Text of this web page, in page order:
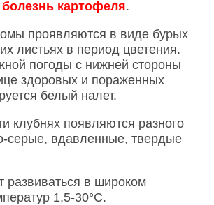
картофеля.
проявляются в виде бурых
листьях в период цветения.
погоды с нижней стороны
здоровых и пораженных
белый налет.
клубнях появляются разного
серые, вдавленные, твердые
развиваться в широком
1,5-30°С.